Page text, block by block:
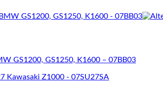
GS1200, GS1250, K1600 – 07BB03